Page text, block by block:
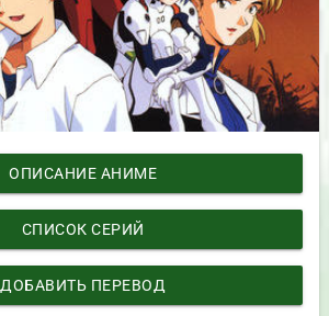
ОПИСАНИЕ АНИМЕ
СПИСОК СЕРИЙ
ДОБАВИТЬ ПЕРЕВОД